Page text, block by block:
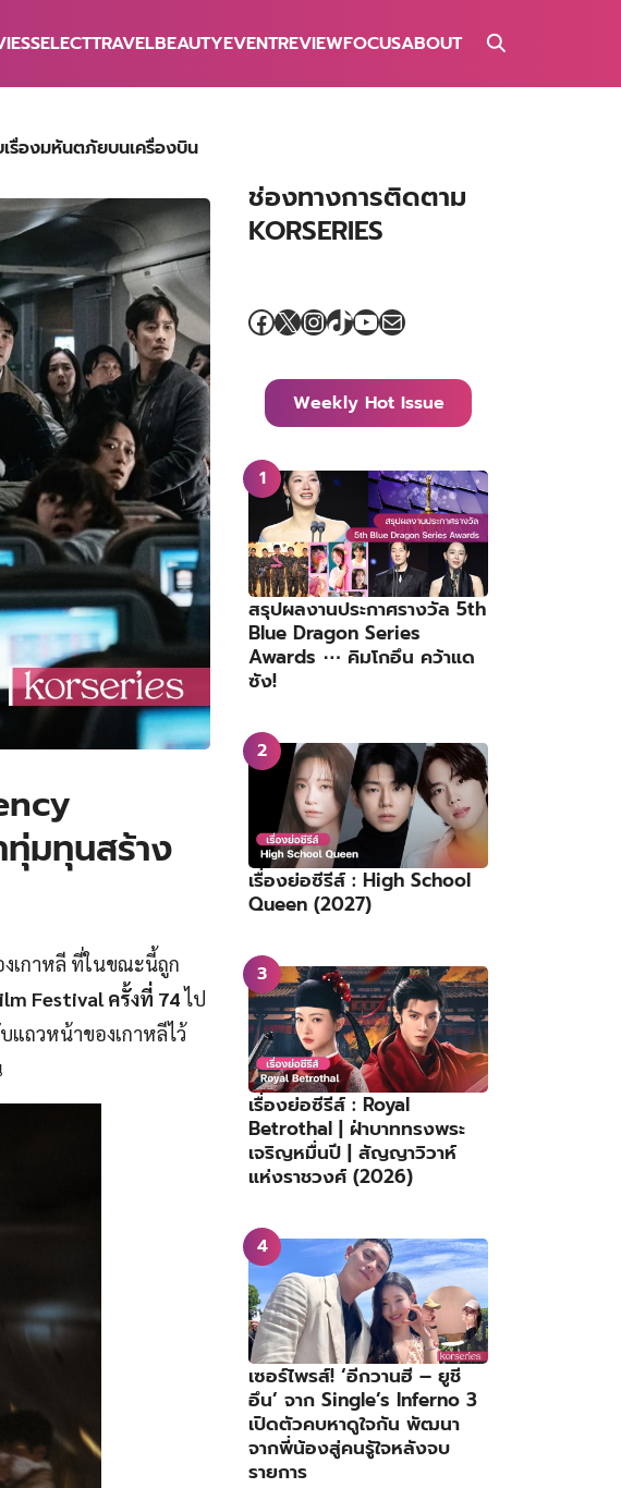
SELECTTRAVELBEAUTYEVENTREVIEWFOCUSABOUT
รื่องมหันตภัยบนเครื่องบิน
มทุนสร้าง
เกาหลี ที่ในขณะนี้ถูก
Festival ครั้งที่ 74ไป
แถวหน้าของเกาหลีไว้
ช่องทางการติดตาม
KORSERIES
Facebook
X Instagram
TikTok
YouTube
Mail
Weekly Hot Issue
สรุปผลงานประกาศรางวัล 5th
Blue Dragon Series
Awards ⋯ คิมโกอึน คว้าแด
ซัง!
เรื่องย่อซีรีส์ : High School
Queen (2027)
เรื่องย่อซีรีส์ : Royal
Betrothal | ฝ่าบาททรงพระ
เจริญหมื่นปี | สัญญาวิวาห์
แห่งราชวงศ์ (2026)
เซอร์ไพรส์! ‘อีกวานฮี – ยูชี
อึน’ จาก Single’s Inferno 3
เปิดตัวคบหาดูใจกัน พัฒนา
จากพี่น้องสู่คนรู้ใจหลังจบ
รายการ